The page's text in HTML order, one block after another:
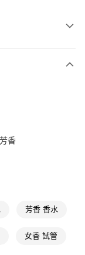
香
芳香 香水
女香 試管